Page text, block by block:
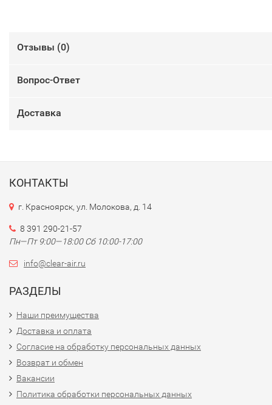
Отзывы (0)
Вопрос-Ответ
Доставка
КОНТАКТЫ
г. Красноярск, ул. Молокова, д. 14
8 391 290-21-57
Пн—Пт 9:00—18:00 Сб 10:00-17:00
info@clear-air.ru
РАЗДЕЛЫ
Наши преимущества
Доставка и оплата
Согласие на обработку персональных данных
Возврат и обмен
Вакансии
Политика обработки персональных данных